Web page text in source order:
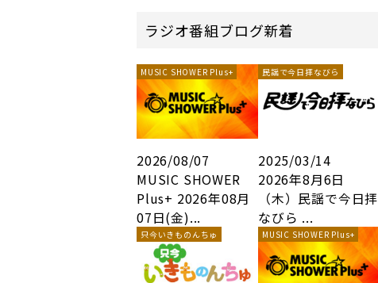
ラジオ番組ブログ新着
MUSIC SHOWER Plus+
2026/08/07
MUSIC SHOWER
Plus+ 2026年08月
07日(金)...
民謡で今日拝なびら
2025/03/14
2026年8月6日
（木）民謡で今日拝
なびら ...
只今いきものんちゅ MUSIC SHOWER Plus+